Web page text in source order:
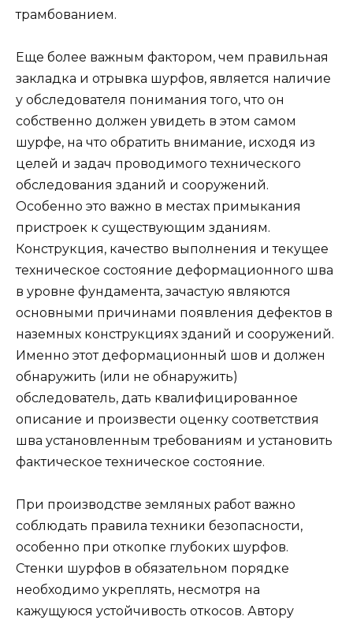
трамбованием.
Еще более важным фактором, чем правильная
закладка и отрывка шурфов, является наличие
у обследователя понимания того, что он
собственно должен увидеть в этом самом
шурфе, на что обратить внимание, исходя из
целей и задач проводимого технического
обследования зданий и сооружений.
Особенно это важно в местах примыкания
пристроек к существующим зданиям.
Конструкция, качество выполнения и текущее
техническое состояние деформационного шва
в уровне фундамента, зачастую являются
основными причинами появления дефектов в
наземных конструкциях зданий и сооружений.
Именно этот деформационный шов и должен
обнаружить (или не обнаружить)
обследователь, дать квалифицированное
описание и произвести оценку соответствия
шва установленным требованиям и установить
фактическое техническое состояние.
При производстве земляных работ важно
соблюдать правила техники безопасности,
особенно при откопке глубоких шурфов.
Стенки шурфов в обязательном порядке
необходимо укреплять, несмотря на
кажущуюся устойчивость откосов. Автору